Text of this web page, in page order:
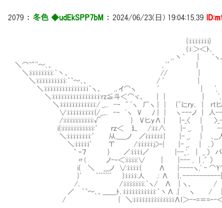
2079 ： 冬色 ◆udEkSPP7bM ： 2024/06/23(日) 19:04:15.39
{:i:i:i:i:i:i:i}
{:i:＞＜ﾄ､
,､丶｀ | ｀ヽ、
＼⌒~"''～､、 , '´ | `､
＼:i:i:i:i:i:i:i:i:｀丶、 // | /,
＼:i:i:i:i:i:i:i:i:i:i:｀`～､、 / ′ | /,
＼:i:i:i:i:i:i:i:i:i:i:i:i:i:i:i｀ヽ、 ,､イ⌒ヽ ′ | ', /,
＼:i:i:i:i:i:i:i:i:i:i:i:i:i:i:i:ｉ:rz≦斗＜⌒ヾ、 | | | ', | | ,
＼:i:i:i:i:i:i:i:i:i:i:i:i:/ _,.. -‐ '' ﾞヽ 厂ヽ | | {^辷ｒｙ､ | rt匕
∨:i:i:i:i:i:i:i:i:i:{/_,,.. -‐ ﾞヽ V ﾉ | | ヽ---ノ | 人---ﾉ ｌ
/:i:i:i:i:i:i:i:i:i:i:√ } V匕ｙΛ | |-_〈 | 〉_-|',
i{:i:i:i:i:i:i:i:i:i:i:i:′ ｒｚ＜ 廴 /:i:i:∧ |- _, | --|
＼:i:i:i:i:i:i:i:i:′ 从,_____ノ ／i:i:i:i:i:i:| |- _, | ､__人_人_人_人
＼:i:i:i:i:i′ Υ /
` ｰ７ } ／:i:i:i:i／ |--_', | _ ） バビロニア兵や
〃( ノ-‐＜:i:i:i:i:∨ |
i{ ＼ ___ノ ∨:i:i:i:i:{ Λ |----ヽ,' -
}′ ｀¨¨¨´ }:i:i:i:i:人 .: Λ |､-----------| , /
/､ /:i:i:i:i:i:i:i:｀ヽ/ Λ | ヽ、 / | ,' /
／ ｀`～､、_______ﾄ､:i:i:i:i:i:i:i:i:i:i:i:｀丶Λ .| ヽ / | /／
/ { ＼:i:i:i:i:i:i:i:i:i:i:i:i:i:iΛl＞-‐=＝=‐-＜ﾚ